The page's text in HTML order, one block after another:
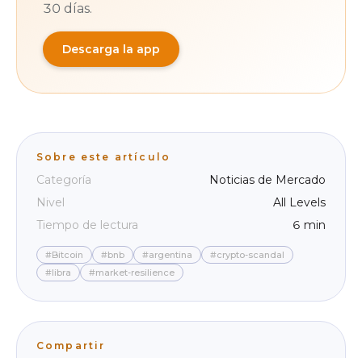
30 días.
Descarga la app
Sobre este artículo
Categoría
Noticias de Mercado
Nivel
All Levels
Tiempo de lectura
6 min
#Bitcoin #bnb #argentina
#crypto-scandal
#libra
#market-resilience
Compartir